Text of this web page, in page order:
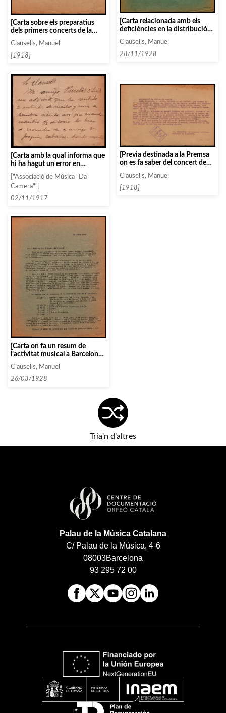
[Carta sobre els preparatius
dels primers concerts de la
i els últims de la present]
Clausells, Manuel
[1918]
[Carta relacionada amb els
deficiències en la distribució
de la revista «Fulles musicals»]
Clausells, Manuel
28/11/1928
[Carta amb la qual informa que
hi ha hagut un error en
l’enviament d’invitacions]
["Associació de Música "Da
Camera""]
02/11/1917
[Previa destinada a la Premsa
on es fa saber del concert de
Fernández Arbós, Vianna da
Motta, Juli Francès i Ruiz-
Cassaux]
Clausells, Manuel
[1918]
[Carta on fa un resum de
l’activitat musical a Barcelona
proposta d’ajornar les seves
actuacions a la tardor]
Clausells, Manuel
26/03/1928
Tria'n d'altres
Palau de la Música Catalana
C/ Palau de la Música, 4-6
08003Barcelona
93 295 72 00